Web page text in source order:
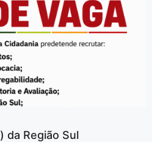
da Região Sul